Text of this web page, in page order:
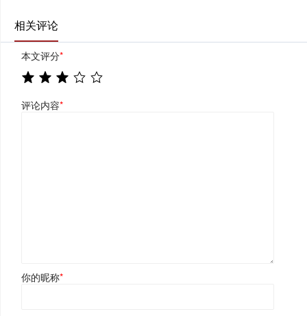
相关评论
本文评分*
评论内容*
你的昵称*